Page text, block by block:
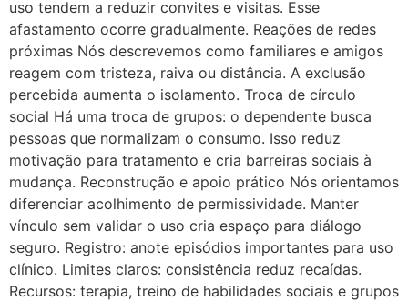
uso tendem a reduzir convites e visitas. Esse
afastamento ocorre gradualmente. Reações de redes
próximas Nós descrevemos como familiares e amigos
reagem com tristeza, raiva ou distância. A exclusão
percebida aumenta o isolamento. Troca de círculo
social Há uma troca de grupos: o dependente busca
pessoas que normalizam o consumo. Isso reduz
motivação para tratamento e cria barreiras sociais à
mudança. Reconstrução e apoio prático Nós orientamos
diferenciar acolhimento de permissividade. Manter
vínculo sem validar o uso cria espaço para diálogo
seguro. Registro: anote episódios importantes para uso
clínico. Limites claros: consistência reduz recaídas.
Recursos: terapia, treino de habilidades sociais e grupos